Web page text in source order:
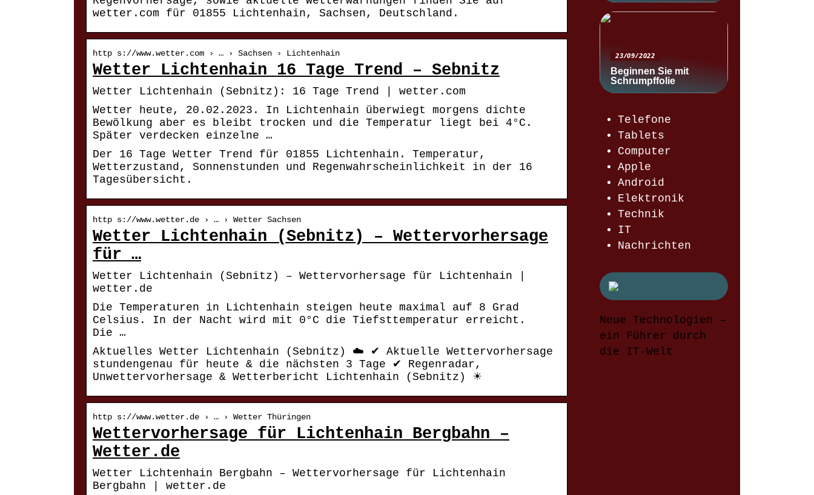
wetter.com für 01855 Lichtenhain, Sachsen, Deutschland.
http s://www.wetter.com › … › Sachsen › Lichtenhain
Wetter Lichtenhain 16 Tage Trend – Sebnitz
Wetter Lichtenhain (Sebnitz): 16 Tage Trend | wetter.com
Wetter heute, 20.02.2023. In Lichtenhain überwiegt morgens dichte
Bewölkung aber es bleibt trocken und die Temperatur liegt bei 4°C.
Später verdecken einzelne …
Der 16 Tage Wetter Trend für 01855 Lichtenhain. Temperatur,
Wetterzustand, Sonnenstunden und Regenwahrscheinlichkeit in der 16
Tagesübersicht.
http s://www.wetter.de › … › Wetter Sachsen
Wetter Lichtenhain (Sebnitz) – Wettervorhersage
für …
Wetter Lichtenhain (Sebnitz) – Wettervorhersage für Lichtenhain |
wetter.de
Die Temperaturen in Lichtenhain steigen heute maximal auf 8 Grad
Celsius. In der Nacht wird mit 0°C die Tiefsttemperatur erreicht.
Die …
Aktuelles Wetter Lichtenhain (Sebnitz) ☁️ ✔ Aktuelle Wettervorhersage
stundengenau für heute & die nächsten 3 Tage ✔ Regenradar,
Unwettervorhersage & Wetterbericht Lichtenhain (Sebnitz) ☀
http s://www.wetter.de › … › Wetter Thüringen
Wettervorhersage für Lichtenhain Bergbahn –
Wetter.de
Wetter Lichtenhain Bergbahn – Wettervorhersage für Lichtenhain
Bergbahn | wetter.de
23/09/2022
Beginnen Sie mit
Schrumpffolie
Telefone
Tablets
Computer
Apple
Android
Elektronik
Technik
IT
Nachrichten
Neue Technologien –
ein Führer durch
die IT-Welt